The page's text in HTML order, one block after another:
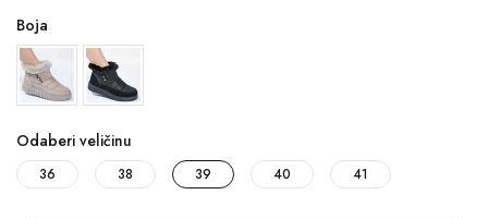
Boja
Odaberi veličinu
36 38 39 40 41